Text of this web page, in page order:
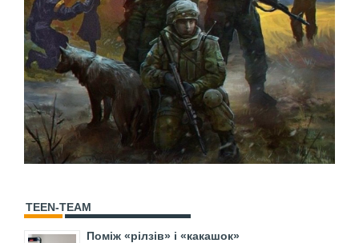
TEEN-TEAM
Поміж «рілзів» і «какашок»